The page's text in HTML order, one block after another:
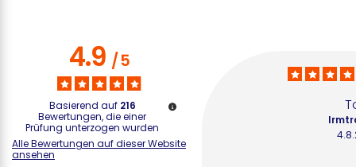
4.9/5
Basierend auf 216
Bewertungen, die einer
Prüfung unterzogen wurden
Alle Bewertungen auf dieser Website
ansehen